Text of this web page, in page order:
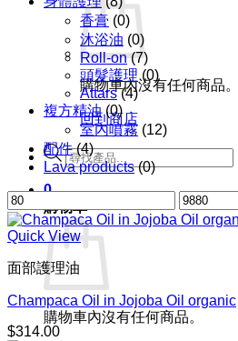
購物車內沒有任何商品。
回到商店
Products
search
0
購物車
購物車內沒有任何商品。
香膏 (0)
沐浴油 (0)
Roll-on (7)
頭髮護理 (0)
Attars (4)
複方精油 (0)
室內噴霧 (12)
配件 (4)
Lava products (0)
最
低
價
最
高
Quick View
面部護理油
Champaca Oil in Jojoba Oil organic
$314.00